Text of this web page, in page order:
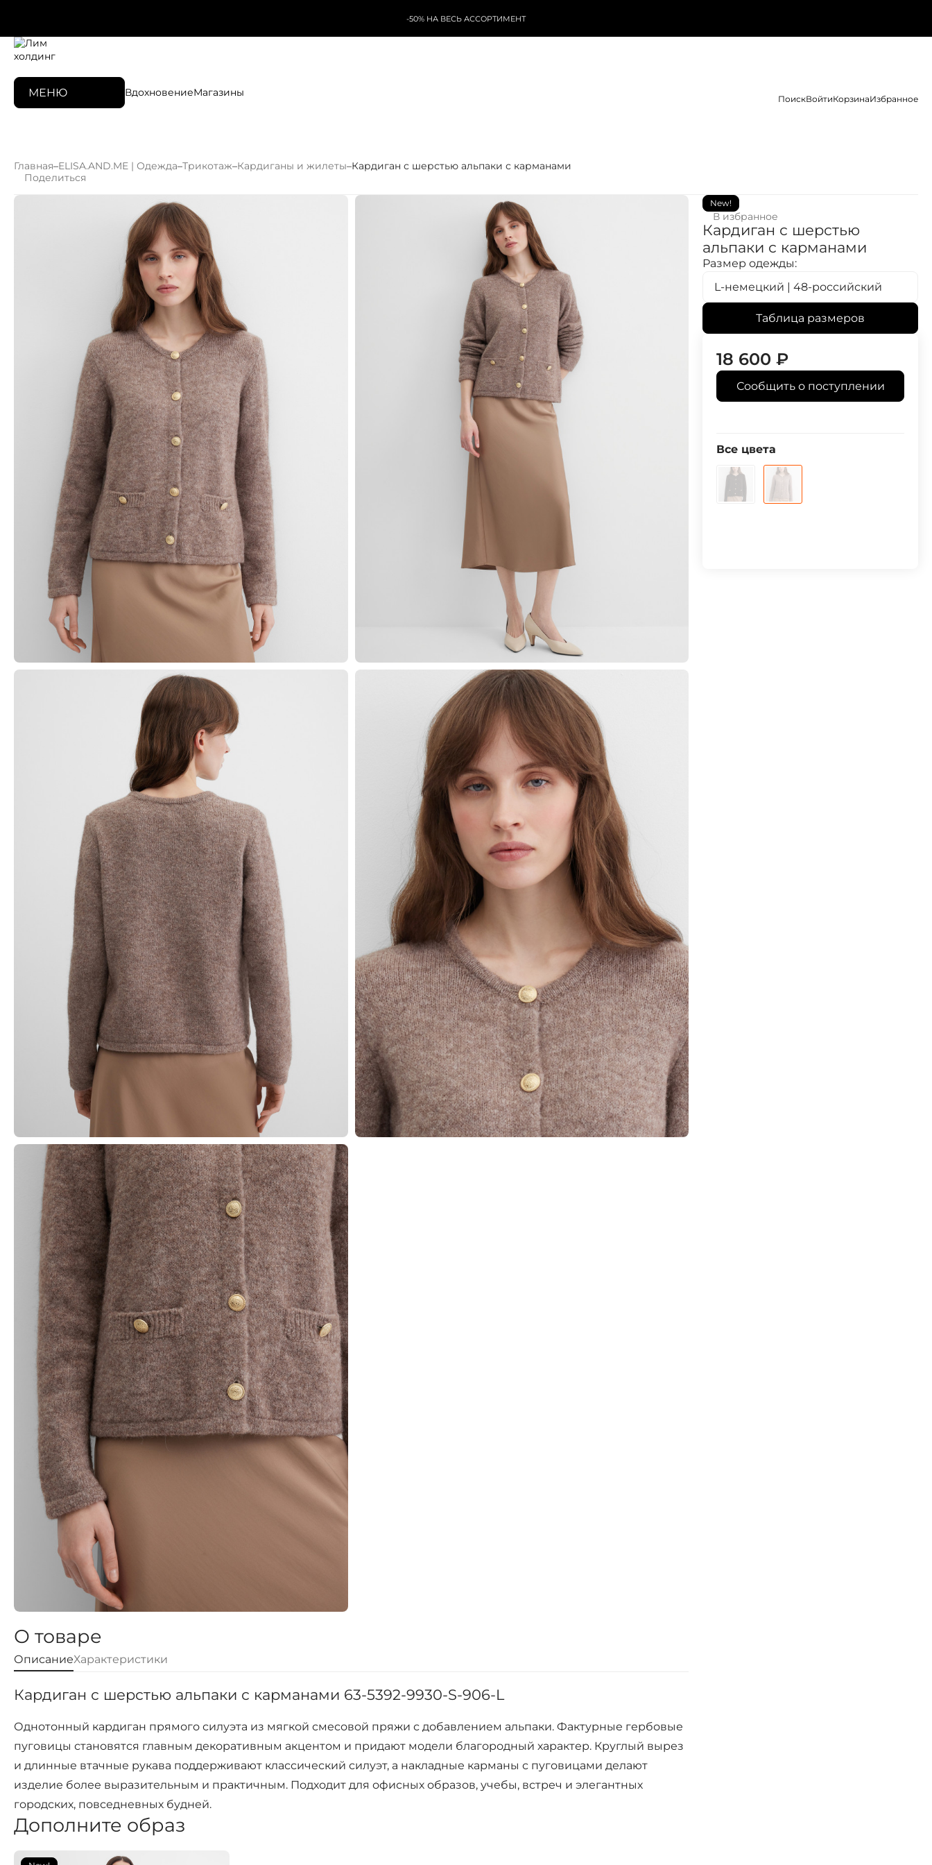
-50% НА ВЕСЬ АССОРТИМЕНТ
МЕНЮ ВдохновениеМагазины
ПоискВойтиКорзинаИзбранное
Главная–ELISA.AND.ME | Одежда–Трикотаж–Кардиганы и жилеты–Кардиган с шерстью альпаки с карманами
Поделиться
О товаре
ОписаниеХарактеристики
Кардиган с шерстью альпаки с карманами 63-5392-9930-S-906-L
Однотонный кардиган прямого силуэта из мягкой смесовой пряжи с добавлением альпаки. Фактурные гербовые
пуговицы становятся главным декоративным акцентом и придают модели благородный характер. Круглый вырез
и длинные втачные рукава поддерживают классический силуэт, а накладные карманы с пуговицами делают
изделие более выразительным и практичным. Подходит для офисных образов, учебы, встреч и элегантных
городских, повседневных будней.
Дополните образ
New!
В избранное
Кардиган с шерстью
альпаки с карманами
Размер одежды:
L-немецкий | 48-российский
Таблица размеров
18 600 ₽
Сообщить о поступлении
Все цвета